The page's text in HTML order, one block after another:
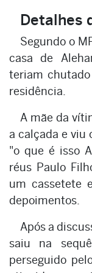
Detalhes
Segundo o
casa de
teriam
residência.
A mãe da
a calçada e viu
"o que é isso
réus Paulo
um cassetete
depoimentos.
Após a
saiu na
perseguido